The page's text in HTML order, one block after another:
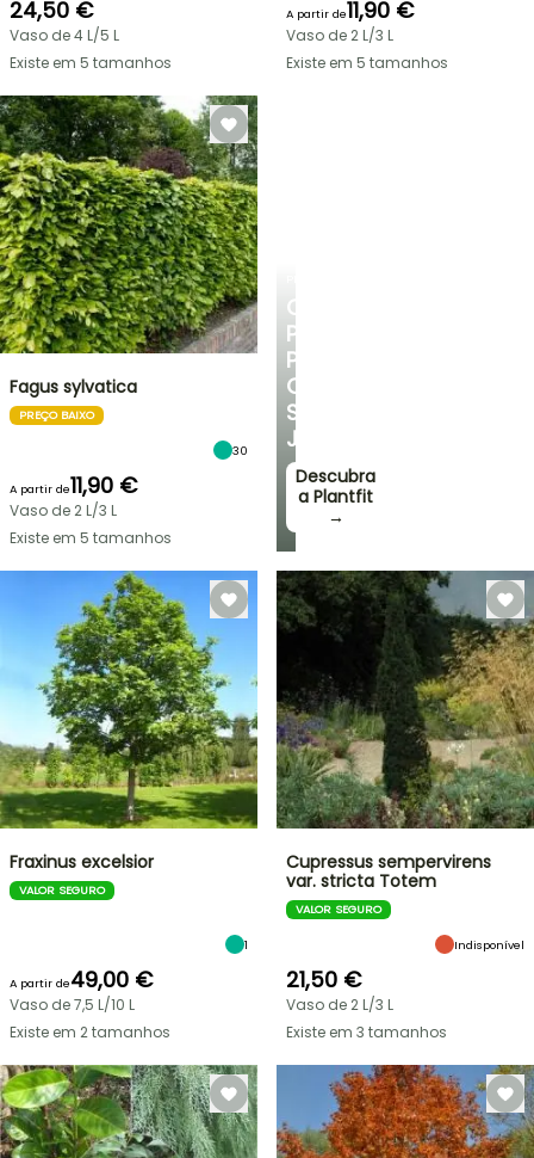
CONSELHOS
PERSONALIZADOS
PARA
O
SEU
JARDIM
Descubra
a Plantfit
→
24,50 €
Vaso de 4 L/5 L
Existe em 5 tamanhos
A partir de11,90 €
Vaso de 2 L/3 L
Existe em 5 tamanhos
Fagus sylvatica
PREÇO BAIXO
30
A partir de11,90 €
Vaso de 2 L/3 L
Existe em 5 tamanhos
Fraxinus excelsior
VALOR SEGURO
1
A partir de49,00 €
Vaso de 7,5 L/10 L
Existe em 2 tamanhos
Cupressus sempervirens
var. stricta Totem
VALOR SEGURO
Indisponível
21,50 €
Vaso de 2 L/3 L
Existe em 3 tamanhos